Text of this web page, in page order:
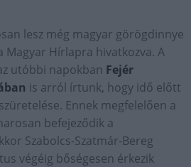
lesz még magyar görögdinnye
Magyar Hírlapra hivatkozva. A
utóbbi napokban Fejér
is arról írtunk, hogy idő előtt
Ennek megfelelően a
befejeződik a
Szabolcs-Szatmár-Bereg
végéig bőségesen érkezik